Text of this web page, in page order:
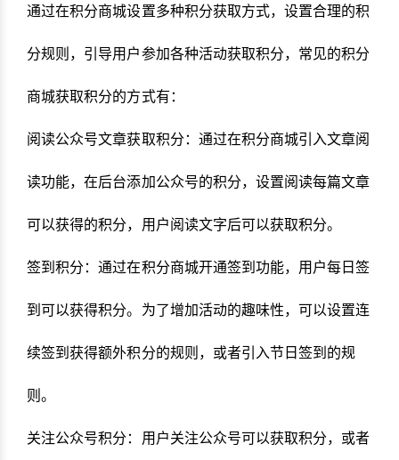
通过在积分商城设置多种积分获取方式，设置合理的积
分规则，引导用户参加各种活动获取积分，常见的积分
商城获取积分的方式有：
阅读公众号文章获取积分：通过在积分商城引入文章阅
读功能，在后台添加公众号的积分，设置阅读每篇文章
可以获得的积分，用户阅读文字后可以获取积分。
签到积分：通过在积分商城开通签到功能，用户每日签
到可以获得积分。为了增加活动的趣味性，可以设置连
续签到获得额外积分的规则，或者引入节日签到的规
则。
关注公众号积分：用户关注公众号可以获取积分，或者